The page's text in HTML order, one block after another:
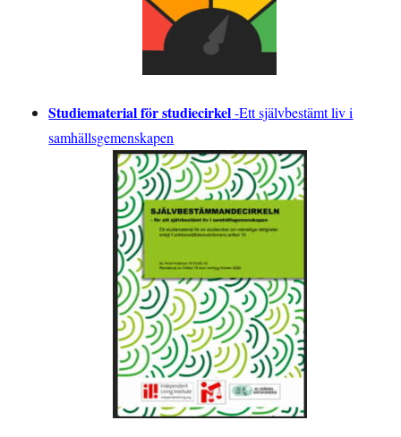
Studiematerial för studiecirkel-Ett självbestämt liv i
samhällsgemenskapen